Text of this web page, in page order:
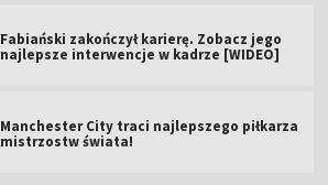
Fabiański zakończył karierę. Zobacz jego
najlepsze interwencje w kadrze [WIDEO]
Manchester City traci najlepszego piłkarza
mistrzostw świata!